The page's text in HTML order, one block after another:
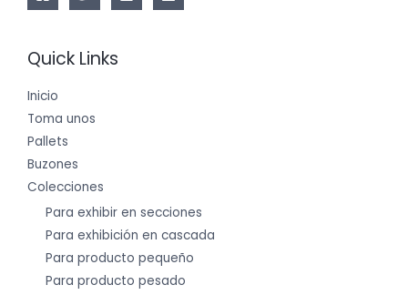
Quick Links
Inicio
Toma unos
Pallets
Buzones
Colecciones
Para exhibir en secciones
Para exhibición en cascada
Para producto pequeño
Para producto pesado